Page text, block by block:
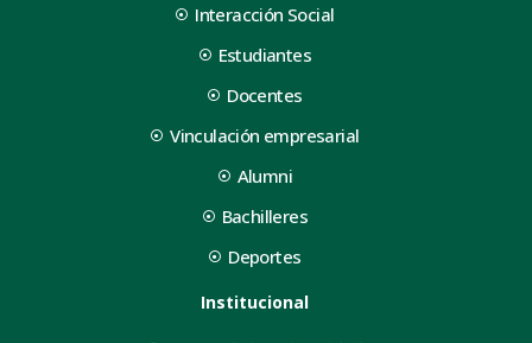
Interacción Social
Estudiantes
Docentes
Vinculación empresarial
Alumni
Bachilleres
Deportes
Institucional